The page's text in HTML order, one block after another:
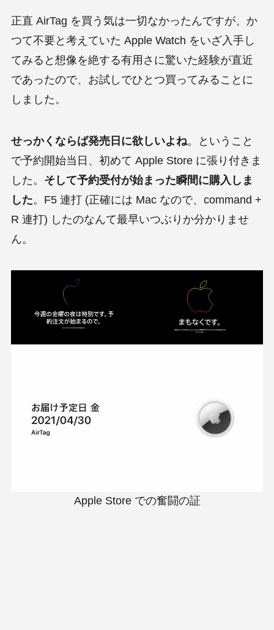
正直 AirTag を買う気は一切なかったんですが、か
つて不要と考えていた Apple Watch をいざ入手し
てみると想像を絶する有用さに驚いた経験が直近
であったので、お試しでひとつ買ってみることに
しました。
せっかくならば発売日に欲しいよね。ということ
で予約開始当日、初めて Apple Store に張り付きま
した。 そして予約受付が始まった瞬間に購入しま
した。F5 連打 (正確には Mac なので、command +
R 連打) したのなんて最早いつぶりか分かりませ
ん。
Apple Store での奮闘の証